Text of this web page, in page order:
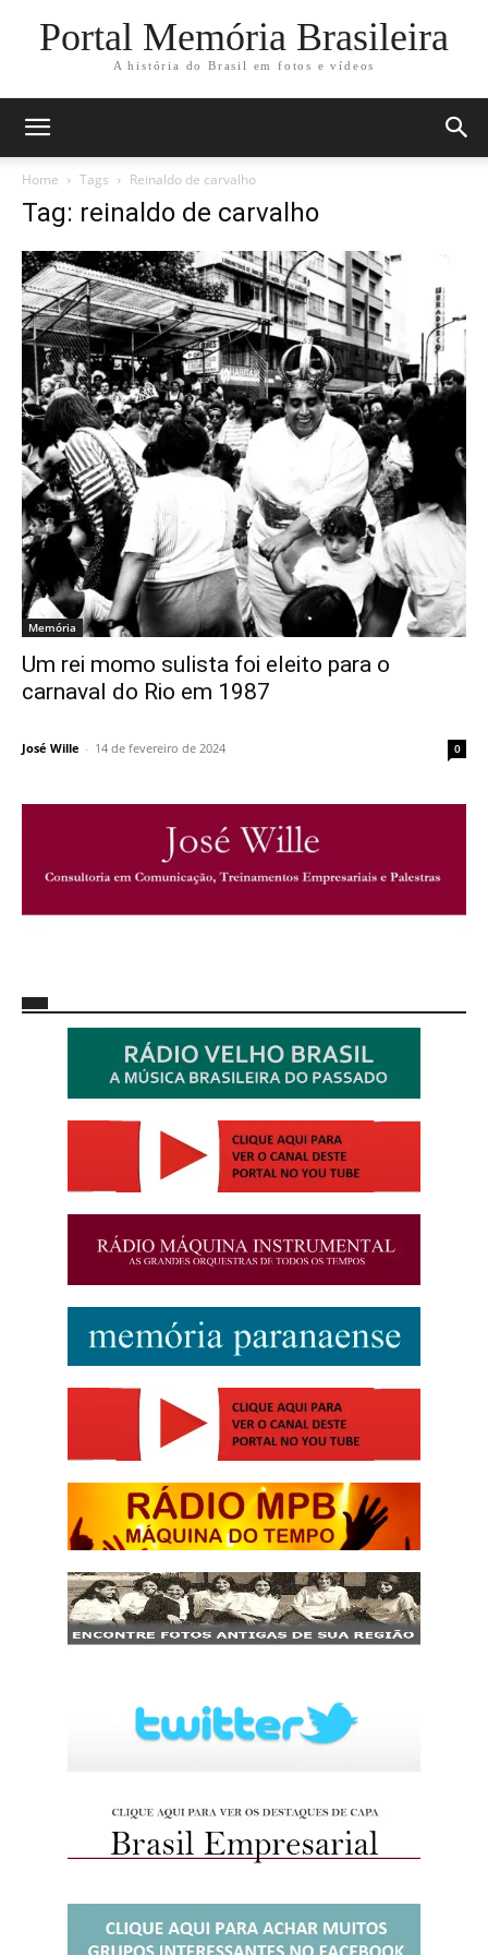
Portal Memória Brasileira
A história do Brasil em fotos e vídeos
Home Tags Reinaldo de carvalho
Tag: reinaldo de carvalho
Memória
Um rei momo sulista foi eleito para o
carnaval do Rio em 1987
José Wille - 14 de fevereiro de 2024 0